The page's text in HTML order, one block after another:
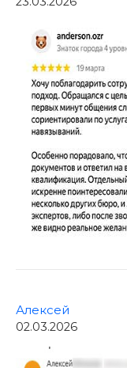
Алексей
02.03.2026